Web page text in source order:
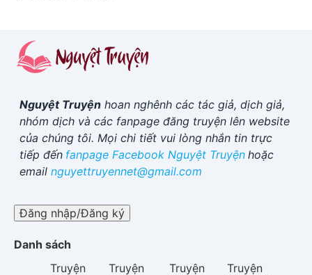
Nguyệt Truyện hoan nghênh các tác giả, dịch giả,
nhóm dịch và các fanpage đăng truyện lên website
của chúng tôi. Mọi chi tiết vui lòng nhắn tin trực
tiếp đến fanpage Facebook Nguyệt Truyện hoặc
email nguyettruyennet@gmail.com
Đăng nhập/Đăng ký
Danh sách
Truyện
Truyện
Truyện
Truyện